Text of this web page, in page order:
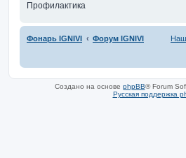
Профилактика
Фонарь IGNIVI Форум IGNIVI
Создано на основе phpBB® Forum
Русская поддержка